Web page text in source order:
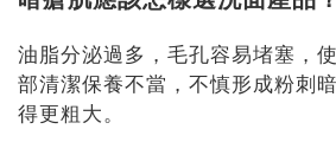
油脂分泌過多，毛孔容易堵塞，
部清潔保養不當，不慎形成粉刺
得更粗大。